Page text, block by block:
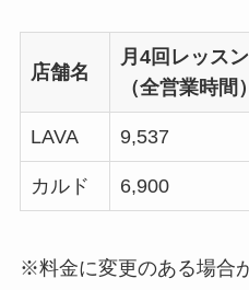
店舗名
月4回レッスン
（全営業時間）
LAVA 9,537
カルド 6,900
※料金に変更のある場合